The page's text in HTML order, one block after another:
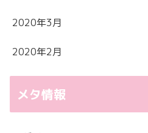
2020年3月
2020年2月
メタ情報